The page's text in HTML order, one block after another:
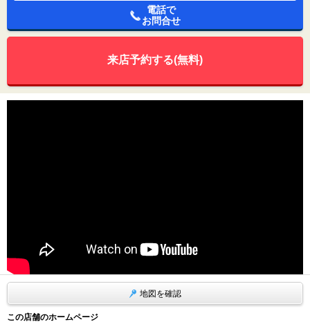
電話で
お問合せ
来店予約する(無料)
地図を確認
この店舗のホームページ